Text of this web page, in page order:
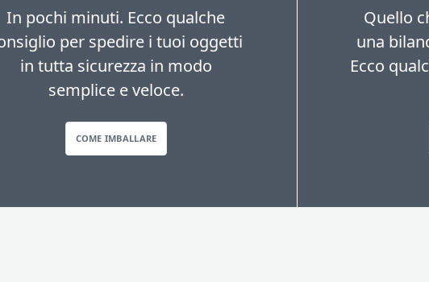
In pochi minuti. Ecco qualche
per spedire i tuoi oggetti
in tutta sicurezza in modo
semplice e veloce.
COME IMBALLARE
Quello
una
Ecco